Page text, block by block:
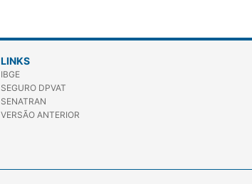
LINKS
IBGE
SEGURO DPVAT
SENATRAN
VERSÃO ANTERIOR